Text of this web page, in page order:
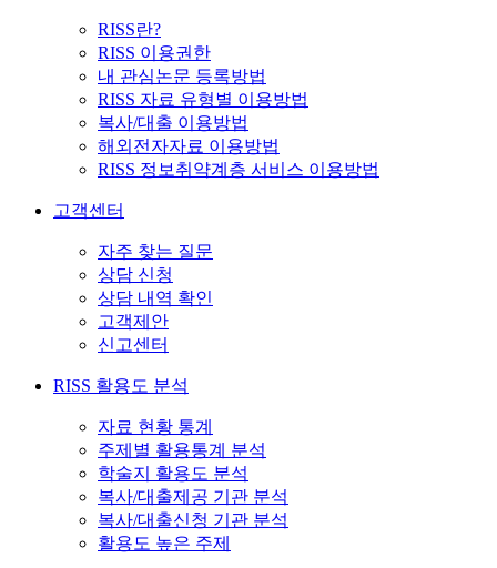
RISS란?
RISS 이용권한
내 관심논문 등록방법
RISS 자료 유형별 이용방법
복사/대출 이용방법
해외전자자료 이용방법
RISS 정보취약계층 서비스 이용방법
고객센터
자주 찾는 질문
상담 신청
상담 내역 확인
고객제안
신고센터
RISS 활용도 분석
자료 현황 통계
주제별 활용통계 분석
학술지 활용도 분석
복사/대출제공 기관 분석
복사/대출신청 기관 분석
활용도 높은 주제